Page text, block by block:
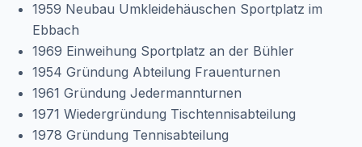
1959 Neubau Umkleidehäuschen Sportplatz im
Ebbach
1969 Einweihung Sportplatz an der Bühler
1954 Gründung Abteilung Frauenturnen
1961 Gründung Jedermannturnen
1971 Wiedergründung Tischtennisabteilung
1978 Gründung Tennisabteilung